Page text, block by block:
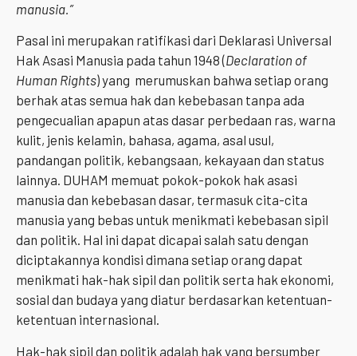
manusia.”
Pasal ini merupakan ratifikasi dari Deklarasi Universal
Hak Asasi Manusia pada tahun 1948 (Declaration of
Human Rights) yang merumuskan bahwa setiap orang
berhak atas semua hak dan kebebasan tanpa ada
pengecualian apapun atas dasar perbedaan ras, warna
kulit, jenis kelamin, bahasa, agama, asal usul,
pandangan politik, kebangsaan, kekayaan dan status
lainnya. DUHAM memuat pokok-pokok hak asasi
manusia dan kebebasan dasar, termasuk cita-cita
manusia yang bebas untuk menikmati kebebasan sipil
dan politik. Hal ini dapat dicapai salah satu dengan
diciptakannya kondisi dimana setiap orang dapat
menikmati hak-hak sipil dan politik serta hak ekonomi,
sosial dan budaya yang diatur berdasarkan ketentuan-
ketentuan internasional.
Hak-hak sipil dan politik adalah hak yang bersumber